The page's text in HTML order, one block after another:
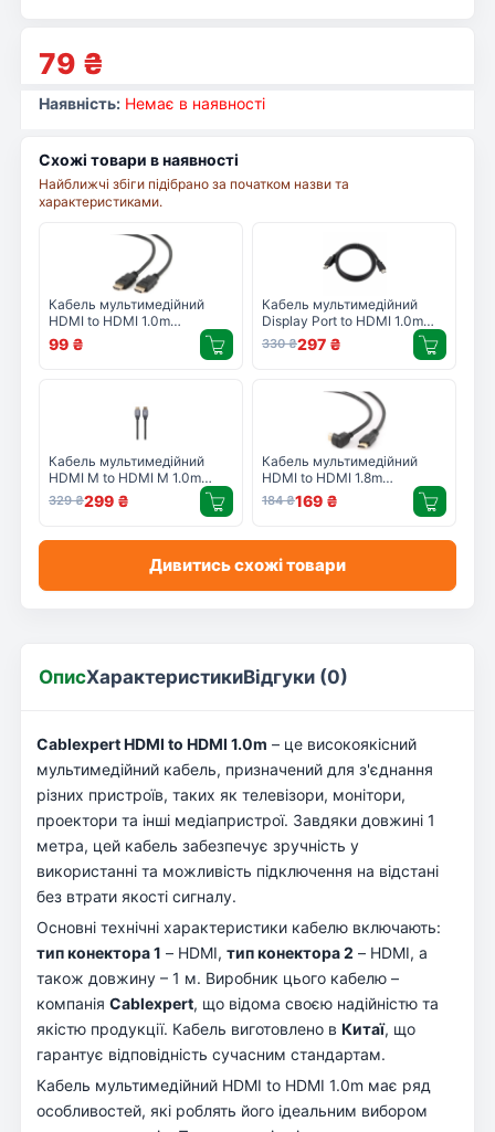
79 ₴
Наявність: Немає в наявності
Схожі товари в наявності
Найближчі збіги підібрано за початком назви та
характеристиками.
Кабель мультимедійний
HDMI to HDMI 1.0m
Cablexpert (CC-HDMI4-1M)
99 ₴
Кабель мультимедійний
Display Port to HDMI 1.0m
Cablexpert (CC-DP-HDMI-
1M)
330₴297 ₴
Кабель мультимедійний
HDMI M to HDMI M 1.0m
Cablexpert (CCBP-HDMI-1M)
329₴299 ₴
Кабель мультимедійний
HDMI to HDMI 1.8m
Cablexpert (CC-HDMI490-6)
184₴169 ₴
Дивитись схожі товари
ОписХарактеристикиВідгуки (0)
Cablexpert HDMI to HDMI 1.0m – це високоякісний
мультимедійний кабель, призначений для з'єднання
різних пристроїв, таких як телевізори, монітори,
проектори та інші медіапристрої. Завдяки довжині 1
метра, цей кабель забезпечує зручність у
використанні та можливість підключення на відстані
без втрати якості сигналу.
Основні технічні характеристики кабелю включають:
тип конектора 1 – HDMI, тип конектора 2 – HDMI, а
також довжину – 1 м. Виробник цього кабелю –
компанія Cablexpert, що відома своєю надійністю та
якістю продукції. Кабель виготовлено в Китаї, що
гарантує відповідність сучасним стандартам.
Кабель мультимедійний HDMI to HDMI 1.0m має ряд
особливостей, які роблять його ідеальним вибором